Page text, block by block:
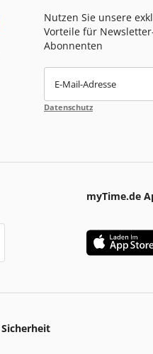
Nutzen Sie unsere
Vorteile für
Abonnenten
E-Mail-Adresse
Datenschutz
myTime.de
Sicherheit